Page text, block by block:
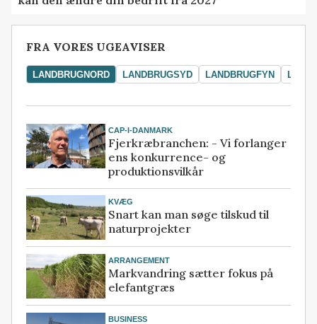
FRA VORES UGEAVISER
LANDBRUGNORD LANDBRUGSYD LANDBRUGFYN
CAP-I-DANMARK
Fjerkræbranchen: - Vi forlanger
ens konkurrence- og
produktionsvilkår
KVÆG
Snart kan man søge tilskud til
naturprojekter
ARRANGEMENT
Markvandring sætter fokus på
elefantgræs
BUSINESS